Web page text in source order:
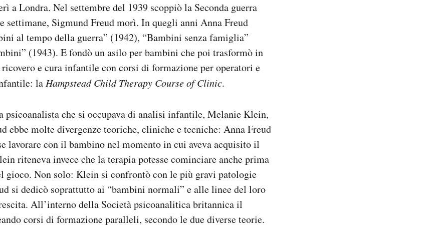
a Londra. Nel settembre del 1939 scoppiò la Seconda guerra
settimane, Sigmund Freud morì. In quegli anni Anna Freud
al tempo della guerra” (1942), “Bambini senza famiglia”
(1943). E fondò un asilo per bambini che poi trasformò in
e cura infantile con corsi di formazione per operatori e
laHampstead Child Therapy Course of Clinic.
psicoanalista che si occupava di analisi infantile, Melanie Klein,
ebbe molte divergenze teoriche, cliniche e tecniche: Anna Freud
lavorare con il bambino nel momento in cui aveva acquisito il
riteneva invece che la terapia potesse cominciare anche prima
gioco. Non solo: Klein si confrontò con le più gravi patologie
si dedicò soprattutto ai “bambini normali” e alle linee del loro
All’interno della Società psicoanalitica britannica il
corsi di formazione paralleli, secondo le due diverse teorie.